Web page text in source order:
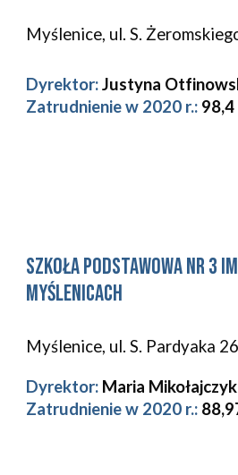
Myślenice, ul. S.
Dyrektor: Justyna
Zatrudnienie w 2020 r.:
Szkoła Podstawowa Nr 3
Myślenicach
Myślenice, ul. S. Pardyaka 26
Dyrektor: Maria Mikołajczyk
Zatrudnienie w 2020 r.: